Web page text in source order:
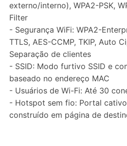
externo/interno), WPA2-PSK,
Filter
- Segurança WiFi: WPA2-
TTLS, AES-CCMP, TKIP, Auto
Separação de clientes
- SSID: Modo furtivo SSID e
baseado no endereço MAC
- Usuários de Wi-Fi: Até 30
- Hotspot sem fio: Portal
construído em página de